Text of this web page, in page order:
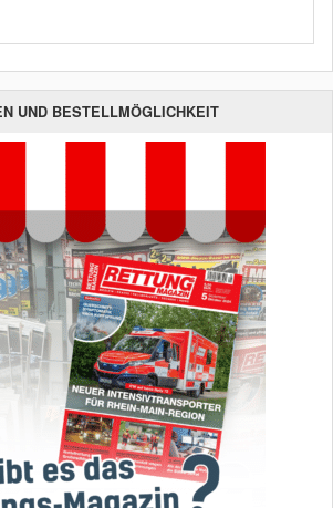
UND BESTELLMÖGLICHKEIT